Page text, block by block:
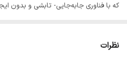
که با فناوری جابه‌جایی- تابشی و بدون
انتشار گرما به‌صورت همگن تعیبه شده
نظرات